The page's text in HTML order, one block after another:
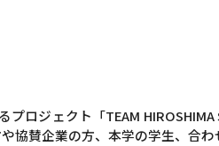
プロジェクト「TEAM
協賛企業の方、本学の学生、合わ